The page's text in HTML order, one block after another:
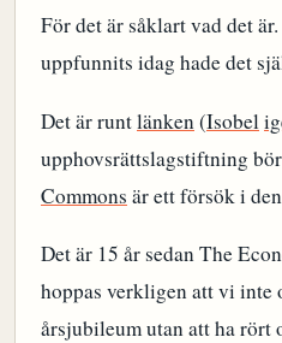
För det är såklart vad det
uppfunnits idag hade det
Det är runtlänken (Isobel
upphovsrättslagstiftning
Commons är ett försök i
Det är 15 år sedan The
hoppas verkligen att vi inte
årsjubileum utan att ha rört